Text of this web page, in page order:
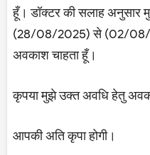
हूँ। डॉक्टर की सलाह अनुसार
(28/08/2025) से (02/08/
अवकाश चाहता हूँ।
कृपया मुझे उक्त अवधि हेतु
आपकी अति कृपा होगी।